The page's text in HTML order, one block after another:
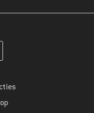
volgende stap je